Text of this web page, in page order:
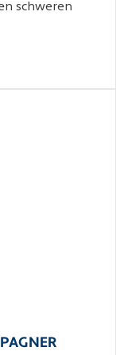
schweren